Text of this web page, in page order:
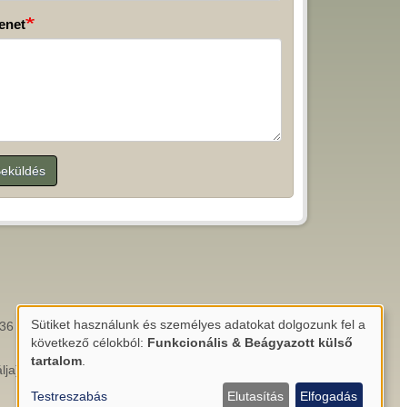
(66) 788478
Személyes
adatok
sütik
Sütiket használunk és személyes adatokat dolgozunk fel a
következő célokból: Funkcionális & Beágyazott külső
tartalom
Testreszabás Elutasítás Elfogadás